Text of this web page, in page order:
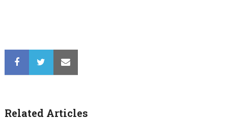
Related Articles